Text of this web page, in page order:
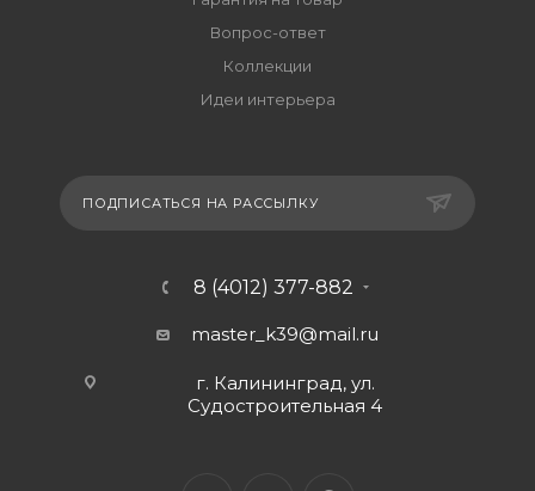
Вопрос-ответ
Коллекции
Идеи интерьера
ПОДПИСАТЬСЯ НА РАССЫЛКУ
8 (4012) 377-882
master_k39@mail.ru
г. Калининград, ул.
Судостроительная 4